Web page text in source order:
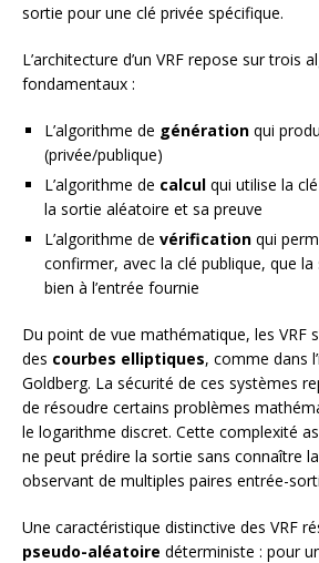
sortie pour une clé privée spécifique.
L’architecture d’un VRF repose sur trois
fondamentaux :
L’algorithme de génération qui
(privée/publique)
L’algorithme de calcul qui utilise la
la sortie aléatoire et sa preuve
L’algorithme de vérification qui
confirmer, avec la clé publique, que
bien à l’entrée fournie
Du point de vue mathématique, les VRF
des courbes elliptiques, comme dans
Goldberg. La sécurité de ces systèmes
de résoudre certains problèmes
le logarithme discret. Cette complexité
ne peut prédire la sortie sans connaître
observant de multiples paires entrée-
Une caractéristique distinctive des VRF
pseudo-aléatoire déterministe : pour